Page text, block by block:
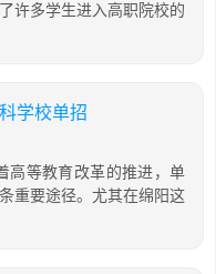
许多学生进入高职院校的
学校单招
高等教育改革的推进，单
重要途径。尤其在绵阳这